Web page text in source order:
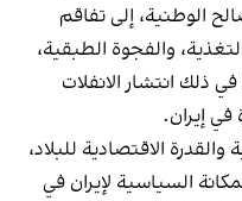
الوطنية، إلى تفاقم
والفجوة الطبقية،
ذلك انتشار الانفلات
في إيران.
الاقتصادية للبلاد،
السياسية لإيران في